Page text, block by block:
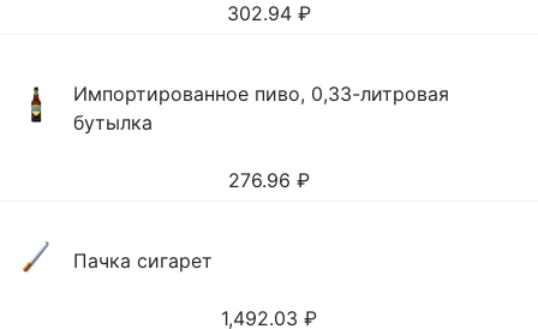
302.94 ₽
Импортированное пиво, 0,33-литровая
бутылка
276.96 ₽
Пачка сигарет
1,492.03 ₽